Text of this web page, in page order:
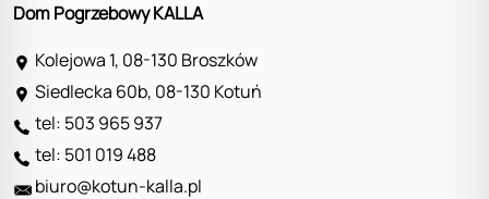
Dom Pogrzebowy KALLA
Kolejowa 1, 08-130 Broszków
Siedlecka 60b, 08-130 Kotuń
tel: 503 965 937
tel: 501 019 488
biuro@kotun-kalla.pl